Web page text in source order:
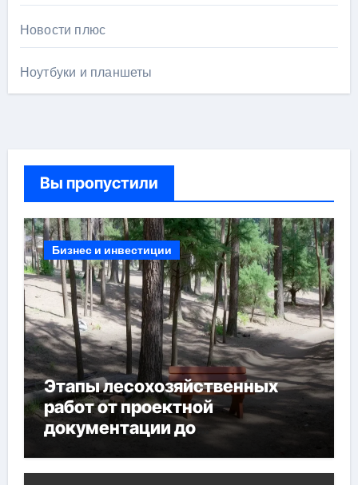
Новости плюс
Ноутбуки и планшеты
Вы пропустили
Бизнес и инвестиции
Этапы лесохозяйственных
работ от проектной
документации до
мероприятий и обустройства